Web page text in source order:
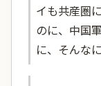
イも共産圏
のに、中国
に、そんな